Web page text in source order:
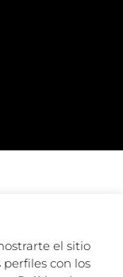
el sitio
con los